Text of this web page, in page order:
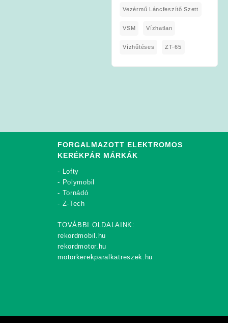
Vezérmű Láncfeszítő Szett
VSM Vízhatlan
Vízhűtéses ZT-65
FORGALMAZOTT ELEKTROMOS
KERÉKPÁR MÁRKÁK
- Lofty
- Polymobil
- Tornádó
- Z-Tech
TOVÁBBI OLDALAINK:
rekordmobil.hu
rekordmotor.hu
motorkerekparalkatreszek.hu